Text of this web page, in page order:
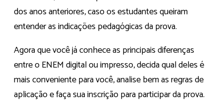
dos anos anteriores, caso os estudantes queiram
entender as indicações pedagógicas da prova.
Agora que você já conhece as principais diferenças
entre o ENEM digital ou impresso, decida qual deles é
mais conveniente para você, analise bem as regras de
aplicação e faça sua inscrição para participar da prova.